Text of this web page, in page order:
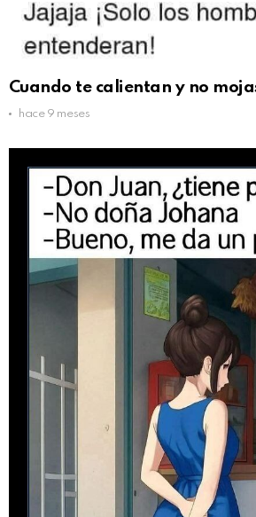
Cuando te calientan y no
hace 9 meses